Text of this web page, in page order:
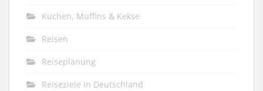
Kuchen, Muffins & Kekse
Reisen
Reiseplanung
Reiseziele in Deutschland